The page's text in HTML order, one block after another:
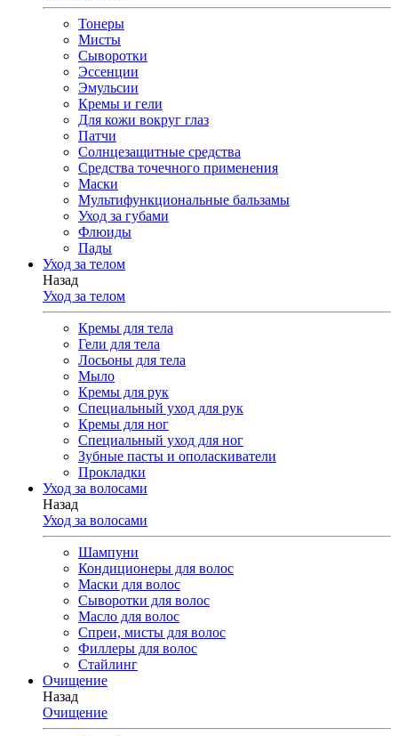
Тонеры
Мисты
Сыворотки
Эссенции
Эмульсии
Кремы и гели
Для кожи вокруг глаз
Патчи
Солнцезащитные средства
Средства точечного применения
Маски
Мультифункциональные бальзамы
Уход за губами
Флюиды
Пады
Уход за телом
Назад
Уход за телом
Кремы для тела
Гели для тела
Лосьоны для тела
Мыло
Кремы для рук
Специальный уход для рук
Кремы для ног
Специальный уход для ног
Зубные пасты и ополаскиватели
Прокладки
Уход за волосами
Назад
Уход за волосами
Шампуни
Кондиционеры для волос
Маски для волос
Сыворотки для волос
Масло для волос
Спреи, мисты для волос
Филлеры для волос
Стайлинг
Очищение
Назад
Очищение